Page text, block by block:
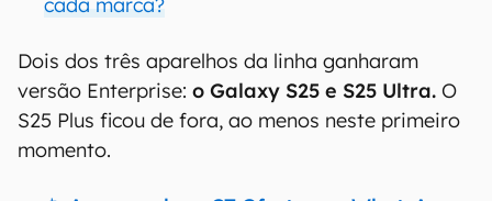
Dois dos três aparelhos da linha ganharam
versão Enterprise: o Galaxy S25 e S25 Ultra. O
S25 Plus ficou de fora, ao menos neste primeiro
momento.